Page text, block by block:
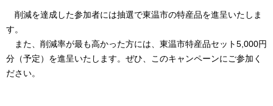
削減を達成した参加者には抽選で東温市の特産品を進呈いたしま
す。
また、削減率が最も高かった方には、東温市特産品セット5,000円
分（予定）を進呈いたします。ぜひ、このキャンペーンにご参加く
ださい。